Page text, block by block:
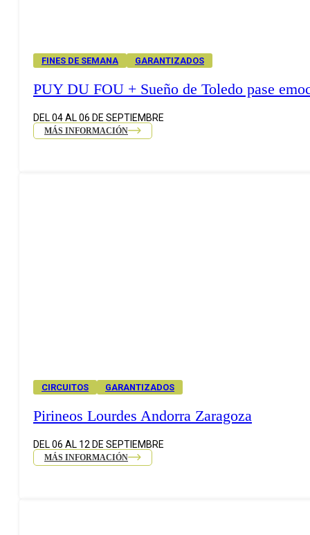
FINES DE SEMANA GARANTIZADOS
PUY DU FOU + Sueño de Toledo pase
DEL 04 AL 06 DE SEPTIEMBRE
MÁS INFORMACIÓN
CIRCUITOS GARANTIZADOS
Pirineos Lourdes Andorra Zaragoza
DEL 06 AL 12 DE SEPTIEMBRE
MÁS INFORMACIÓN